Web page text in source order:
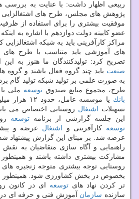
ربیعی اظهار داشت: با عنایت به بررسی
پژوهش های مجلس، طرح های اشتغالزایی
موفقیت بیشتری را برای استفاده از
عضو كابینه دولت دوازدهم با اشاره به اینكه
مراكز كارآفرینی باید به شبكه
های آموزشی باید متناسب با طرح های
تصریح كرد: تولیدكنندگان ما هنوز به
صنعت باید چند گروه فعال باشند و گروه
به صورت علمی بر تولید شبكه تولید گام
طرح، مجموع منابع صندوق توسعه ملی با
بانك
یا موسسه
تسهیلات
اشتغال روستایی اختصاص می
این جلسه گزارشی از برنامهتوسعه
توسعه كارآفرینی و اشتغال عرضه و
عرضه شد. بر مبنای این گزارش پیشنهاد
راهنمایی و آگاه سازی متقاضیان به
مشاركت بیشتری داشته باشند و همینطور
روستایی توجه بیشتری متوجه زنجیره
بخصوص در بخش كشاورزی شود. همینطور
تر كردن نهاد های توسعه ای در كانون
سازنده سازمان آموزش فنی و حرفه ای در